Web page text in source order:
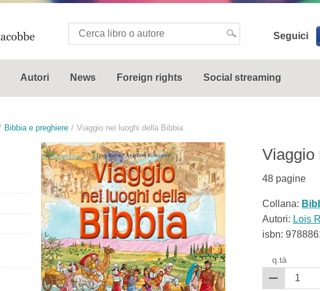
Seguici
Autori News Foreign rights Social streaming
Bibbia e preghiere Viaggio nei luoghi della Bibbia
Viaggio
48 pagine
Collana:
Autori: Lois
isbn:
q.tà